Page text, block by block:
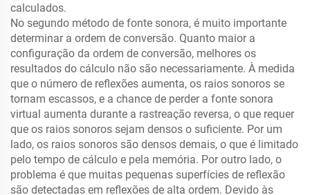
calculados.
No segundo método de fonte sonora, é muito importante
determinar a ordem de conversão. Quanto maior a
configuração da ordem de conversão, melhores os
resultados do cálculo não são necessariamente. À medida
que o número de reflexões aumenta, os raios sonoros se
tornam escassos, e a chance de perder a fonte sonora
virtual aumenta durante a rastreação reversa, o que requer
que os raios sonoros sejam densos o suficiente. Por um
lado, os raios sonoros são densos demais, o que é limitado
pelo tempo de cálculo e pela memória. Por outro lado, o
problema é que muitas pequenas superfícies de reflexão
são detectadas em reflexões de alta ordem. Devido às